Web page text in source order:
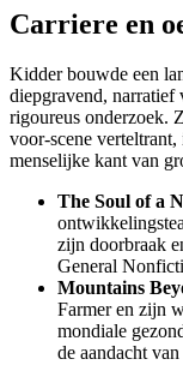
Carriere en
Kidder bouwde een
diepgravend, narratief
rigoureus onderzoek.
voor-scene
menselijke kant van
The Soul of a
zijn doorbraak
General
Mountains
Farmer en zijn
mondiale
de aandacht